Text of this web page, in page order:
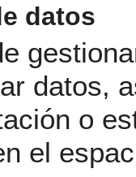
datos
datos,
o
el